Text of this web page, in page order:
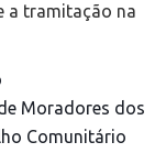
a tramitação na
Moradores dos
Comunitário